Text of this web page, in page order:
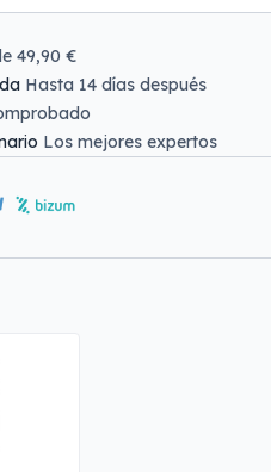
49,90 €
Hasta 14 días después
Los mejores expertos